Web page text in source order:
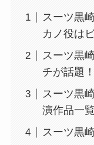
スーツ黒
カノ役は
スーツ黒
チが話題！
スーツ黒
演作品一
スーツ黒